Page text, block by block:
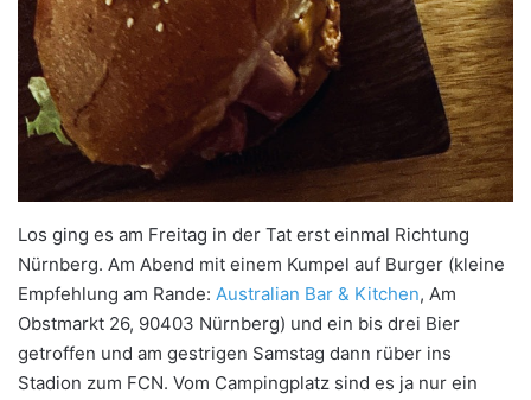
Los ging es am Freitag in der Tat erst einmal Richtung
Nürnberg. Am Abend mit einem Kumpel auf Burger (kleine
Empfehlung am Rande: Australian Bar & Kitchen, Am
Obstmarkt 26, 90403 Nürnberg) und ein bis drei Bier
getroffen und am gestrigen Samstag dann rüber ins
Stadion zum FCN. Vom Campingplatz sind es ja nur ein